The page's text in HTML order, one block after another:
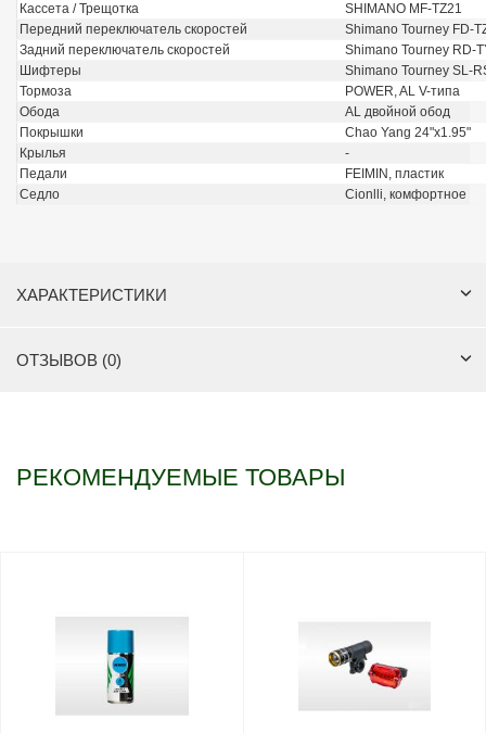
Кассета / Трещотка
SHIMANO MF-TZ21
Передний переключатель скоростей
Shimano Tourney FD-
Задний переключатель скоростей
Shimano Tourney RD-
Шифтеры
Shimano Tourney SL-
Тормоза
POWER, AL V-типа
Обода
AL двойной обод
Покрышки
Chao Yang 24"x1.95"
Крылья
-
Педали
FEIMIN, пластик
Седло
Cionlli, комфортное
ХАРАКТЕРИСТИКИ
ОТЗЫВОВ (0)
РЕКОМЕНДУЕМЫЕ ТОВАРЫ